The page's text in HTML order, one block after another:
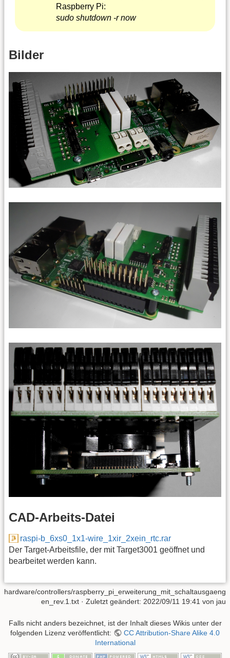
Raspberry Pi:
sudo shutdown -r now
Bilder
CAD-Arbeits-Datei
raspi-b_6xs0_1x1-wire_1xir_2xein_rtc.rar
Der Target-Arbeitsfile, der mit Target3001 geöffnet und
bearbeitet werden kann.
hardware/controllers/raspberry_pi_erweiterung_mit_schaltausgaeng
en_rev.1.txt · Zuletzt geändert: 2022/09/11 19:41 von jau
Falls nicht anders bezeichnet, ist der Inhalt dieses Wikis unter der
folgenden Lizenz veröffentlicht:
CC Attribution-Share Alike 4.0
International